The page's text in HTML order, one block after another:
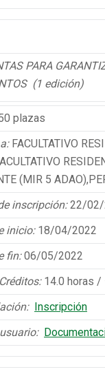
PARA
(1 edición)
plazas
FACULTATIVO
(MIR 5
inscripción:22/02/
inicio: 18/04/2022
fin:06/05/2022
14.0 horas
Inscripción